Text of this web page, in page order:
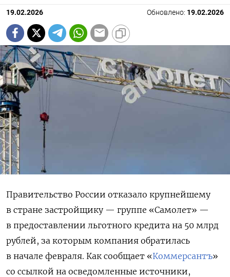
19.02.2026 Обновлено: 19.02.2026
Правительство России отказало крупнейшему
в стране застройщику — группе «Самолет» —
в предоставлении льготного кредита на 50 млрд
рублей, за которым компания обратилась
в начале февраля. Как сообщает «Коммерсантъ»
со ссылкой на осведомленные источники,